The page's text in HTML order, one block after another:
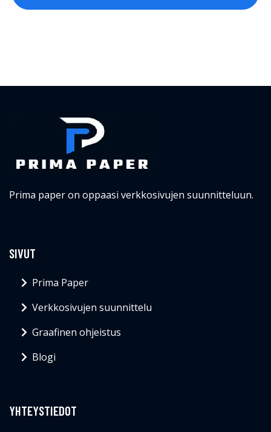
Prima paper on oppaasi verkkosivujen suunnitteluun.
SIVUT
Prima Paper
Verkkosivujen suunnittelu
Graafinen ohjeistus
Blogi
YHTEYSTIEDOT